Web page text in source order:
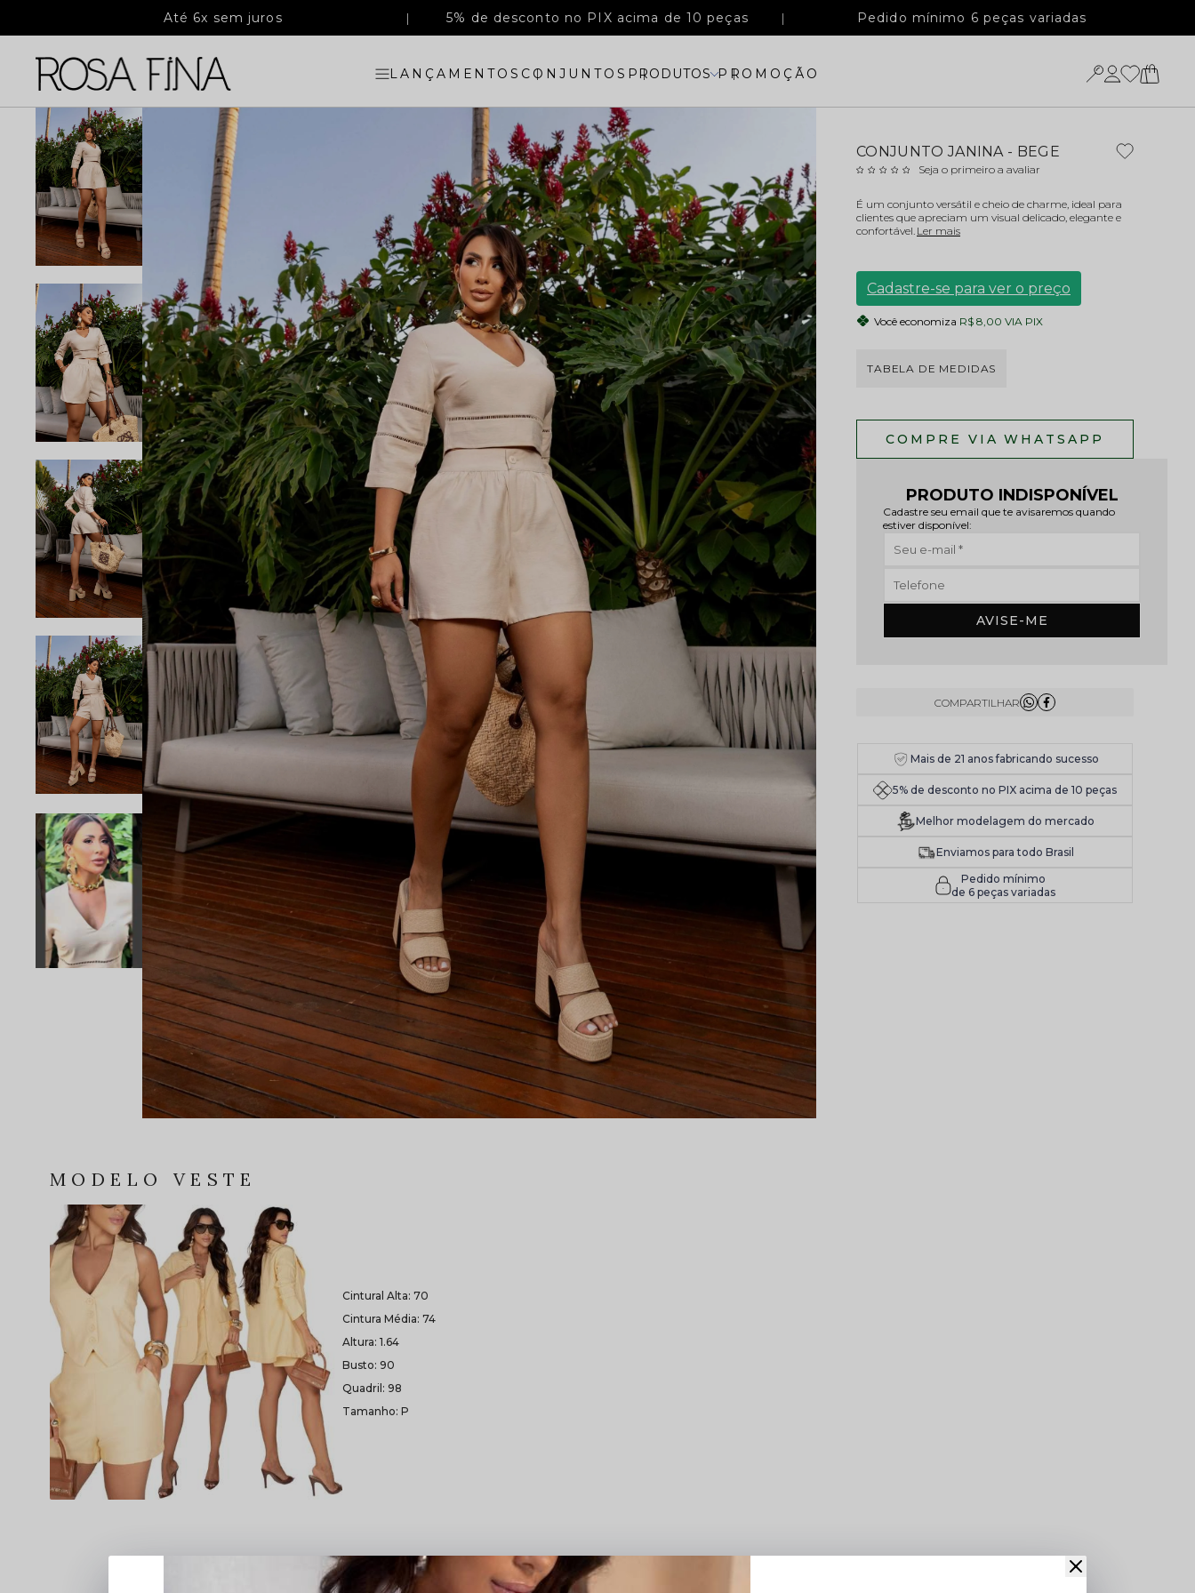
Até 6x sem juros 5% de desconto no PIX acima de 10 peças Pedido mínimo 6 peças variadas
LANÇAMENTOS CONJUNTOS PRODUTOS PROMOÇÃO
CONJUNTO JANINA - BEGE
Seja o primeiro a avaliar
É um conjunto versátil e cheio de charme, ideal para
clientes que apreciam um visual delicado, elegante e
confortável. Ler mais
Cadastre-se para ver o preço
Você economiza R$ 8,00 VIA PIX
TABELA DE MEDIDAS
PRODUTO INDISPONÍVEL
Cadastre seu email que te avisaremos quando
estiver disponível:
AVISE-ME
Mais de 21 anos fabricando sucesso
5% de desconto no PIX acima de 10 peças
Melhor modelagem do mercado
Enviamos para todo Brasil
Pedido mínimo
de 6 peças variadas
MODELO VESTE
Cintural Alta: 70
Cintura Média: 74
Altura: 1.64
Busto: 90
Quadril: 98
Tamanho: P